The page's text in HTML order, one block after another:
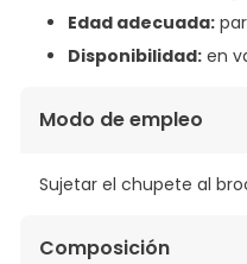
Edad adecuada:
Disponibilidad: en
Modo de empleo
Sujetar el chupete al
Composición